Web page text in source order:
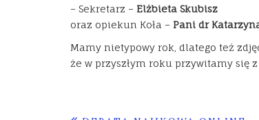
– Sekretarz – Elżbieta Skubisz
oraz opiekun Koła – Pani dr
Mamy nietypowy rok, dlatego też
że w przyszłym roku przywitamy się